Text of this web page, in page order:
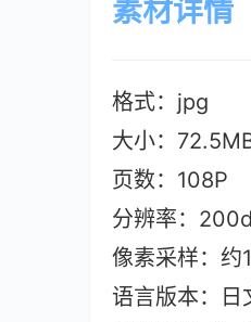
素材详情
格式：jpg
大小：72.5M
页数：108P
分辨率：
像素采样：
语言版本：日